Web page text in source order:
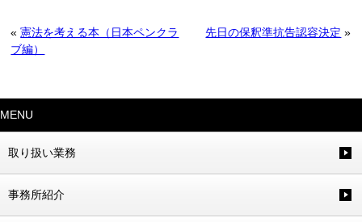
«憲法を考える本（日本ペンクラ
ブ編）
先日の保釈準抗告認容決定 »
MENU
取り扱い業務
事務所紹介